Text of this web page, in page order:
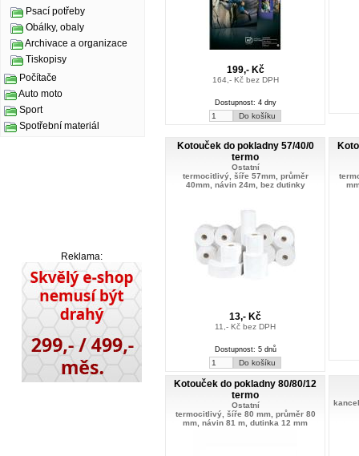
Psací potřeby
Obálky, obaly
Archivace a organizace
Tiskopisy
Počítače
Auto moto
Sport
Spotřební materiál
Reklama:
199,- Kč
164,- Kč bez DPH
Dostupnost: 4 dny
Kotouček do pokladny 57/40/0
termo
Ostatní
termocitlivý, šíře 57mm, průměr
40mm, návin 24m, bez dutinky
13,- Kč
11,- Kč bez DPH
Dostupnost: 5 dnů
Kotouček do pokladny 80/80/12
termo
Ostatní
termocitlivý, šíře 80 mm, průměr 80
mm, návin 81 m, dutinka 12 mm